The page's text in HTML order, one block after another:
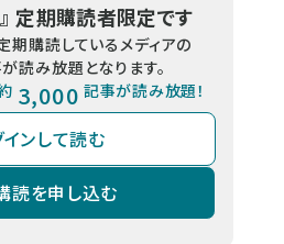
』 定期購読者限定です
期購読しているメディアの
読み放題となります。
3,000 記事が読み放題！
ンして読む
読を申し込む